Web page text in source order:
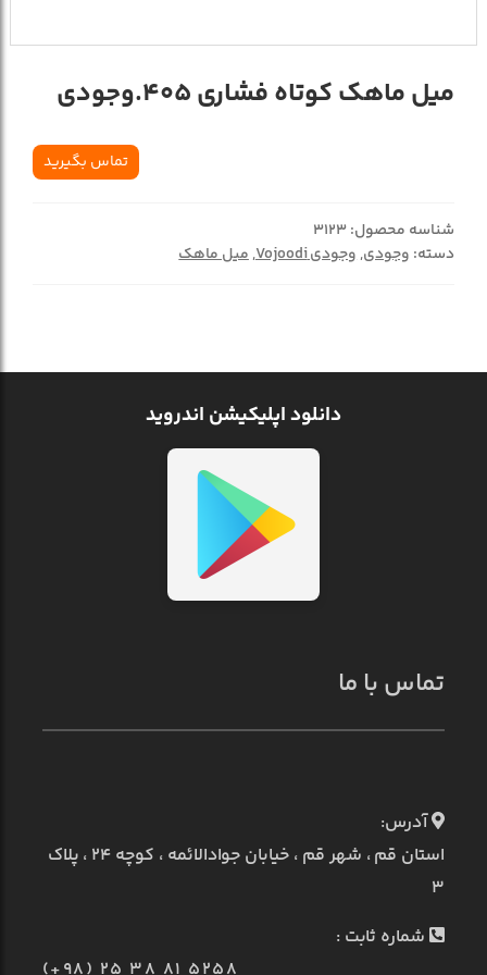
ميل ماهک کوتاه فشاري 405.وجودي
تماس بگیرید
شناسه محصول:3123
دسته: وجودی,وجودی Vojoodi ,میل ماهک
دانلود اپلیکیشن اندروید
تماس با ما
آدرس:
استان قم ، شهر قم ، خیابان جوادالائمه ، کوچه ۲۴ ، پلاک
۳
شماره ثابت :